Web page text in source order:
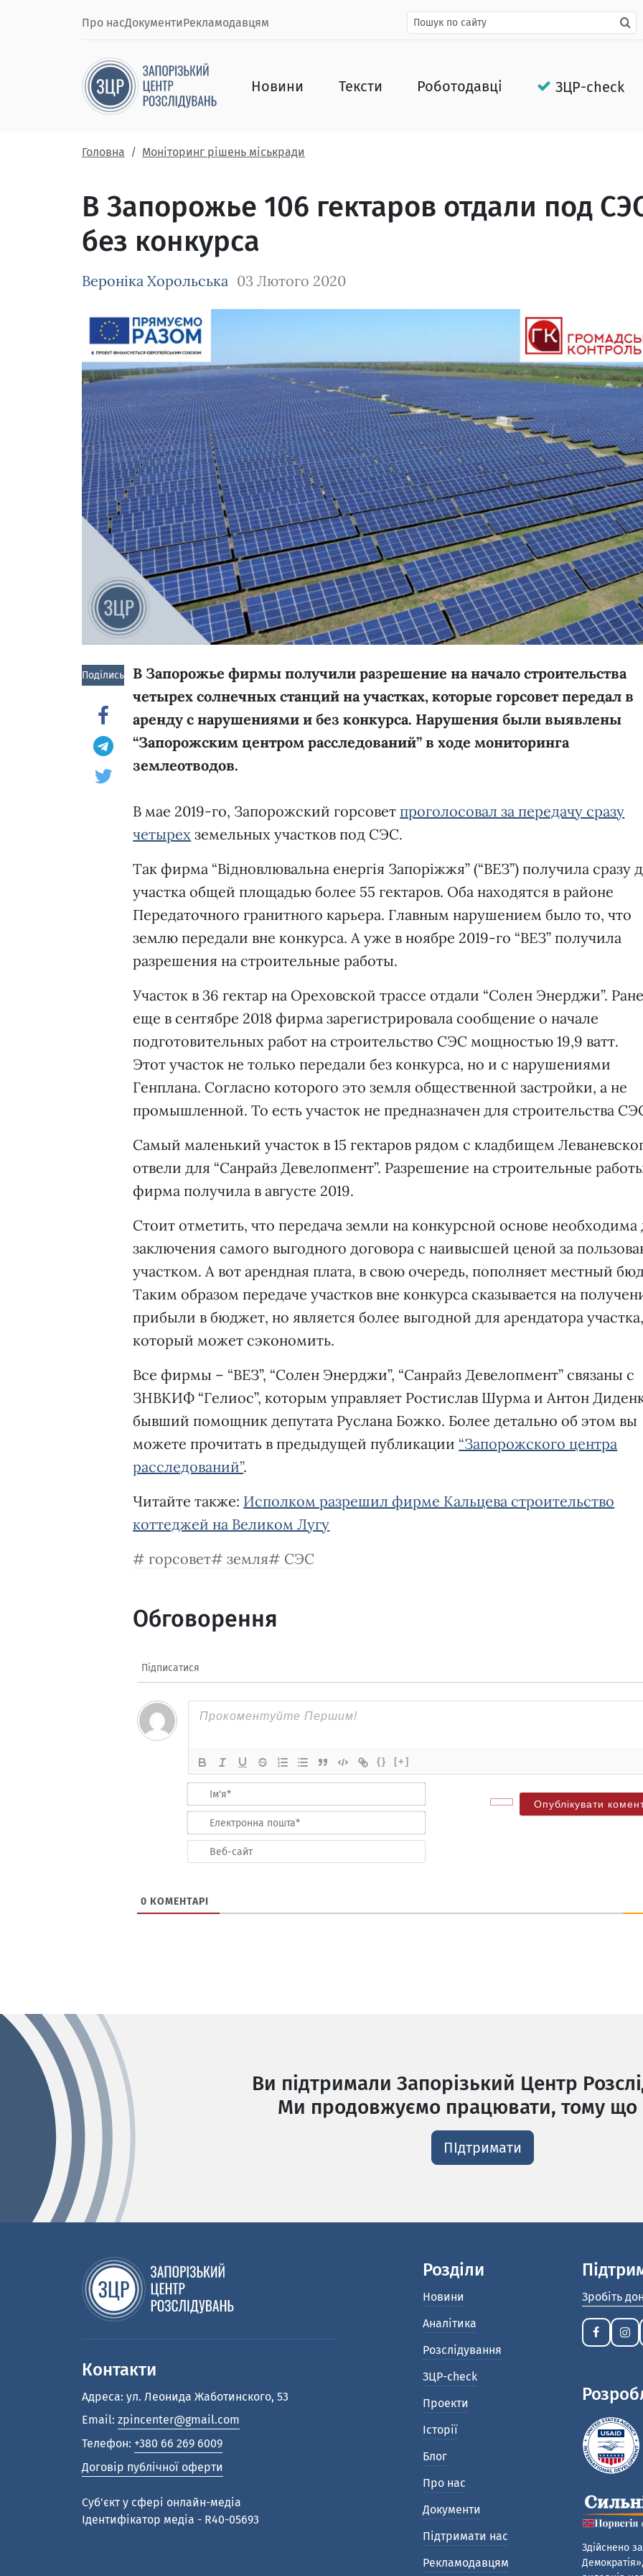
Про насДокументиРекламодавцям
Новини Тексти Роботодавці ЗЦР-check
Головна Моніторинг рішень міськради
В Запорожье 106 гектаров отдали под
без конкурса
Вероніка Хорольська 03 Лютого 2020
Зображення завантажується
Поділись!
В Запорожье фирмы получили разрешение на начало строительства
четырех солнечных станций на участках, которые горсовет передал в
аренду с нарушениями и без конкурса. Нарушения были выявлены
“Запорожским центром расследований” в ходе мониторинга
землеотводов.
В мае 2019-го, Запорожский горсовет проголосовал за передачу сразу
четырех земельных участков под СЭС.
Так фирма “Відновлювальна енергія Запоріжжя” (“ВЕЗ”) получила сразу
участка общей площадью более 55 гектаров. Оба находятся в районе
Передаточного гранитного карьера. Главным нарушением было то, что
землю передали вне конкурса. А уже в ноябре 2019-го “ВЕЗ” получила
разрешения на строительные работы.
Участок в 36 гектар на Ореховской трассе отдали “Солен Энерджи”.
еще в сентябре 2018 фирма зарегистрировала сообщение о начале
подготовительных работ на строительство СЭС мощностью 19,9 ватт.
Этот участок не только передали без конкурса, но и с нарушениями
Генплана. Согласно которого это земля общественной застройки, а не
промышленной. То есть участок не предназначен для строительства
Самый маленький участок в 15 гектаров рядом с кладбищем
отвели для “Санрайз Девелопмент”. Разрешение на строительные
фирма получила в августе 2019.
Стоит отметить, что передача земли на конкурсной основе необходима
заключения самого выгодного договора с наивысшей ценой за
участком. А вот арендная плата, в свою очередь, пополняет местный
Таким образом передаче участков вне конкурса сказывается на
прибыли в бюджет, но является более выгодной для арендатора участка,
который может сэкономить.
Все фирмы – “ВЕЗ”, “Солен Энерджи”, “Санрайз Девелопмент” связаны с
ЗНВКИФ “Гелиос”, которым управляет Ростислав Шурма и Антон
бывший помощник депутата Руслана Божко. Более детально об этом вы
можете прочитать в предыдущей публикации “Запорожского центра
расследований”.
Читайте также: Исполком разрешил фирме Кальцева строительство
коттеджей на Великом Лугу
горсовет
земля СЭС
Обговорення
Підписатися
{} [+]
пошта*
сайт
0 КОМЕНТАРІ
Ви підтримали Запорізький Центр
Ми продовжуємо працювати, тому що
ПІдтримати
Контакти
Адреса: ул. Леонида Жаботинского, 53
Email: zpincenter@gmail.com
Телефон: +380 66 269 6009
Договір публічної оферти
Cуб'єкт у сфері онлайн-медіа
Ідентифікатор медіа - R40-05693
Розділи
Новини
Аналітика
Розслідування
ЗЦР-check
Проекти
Історії
Блог
Про нас
Документи
Підтримати нас
Рекламодавцям
Зробіть
Здійснено